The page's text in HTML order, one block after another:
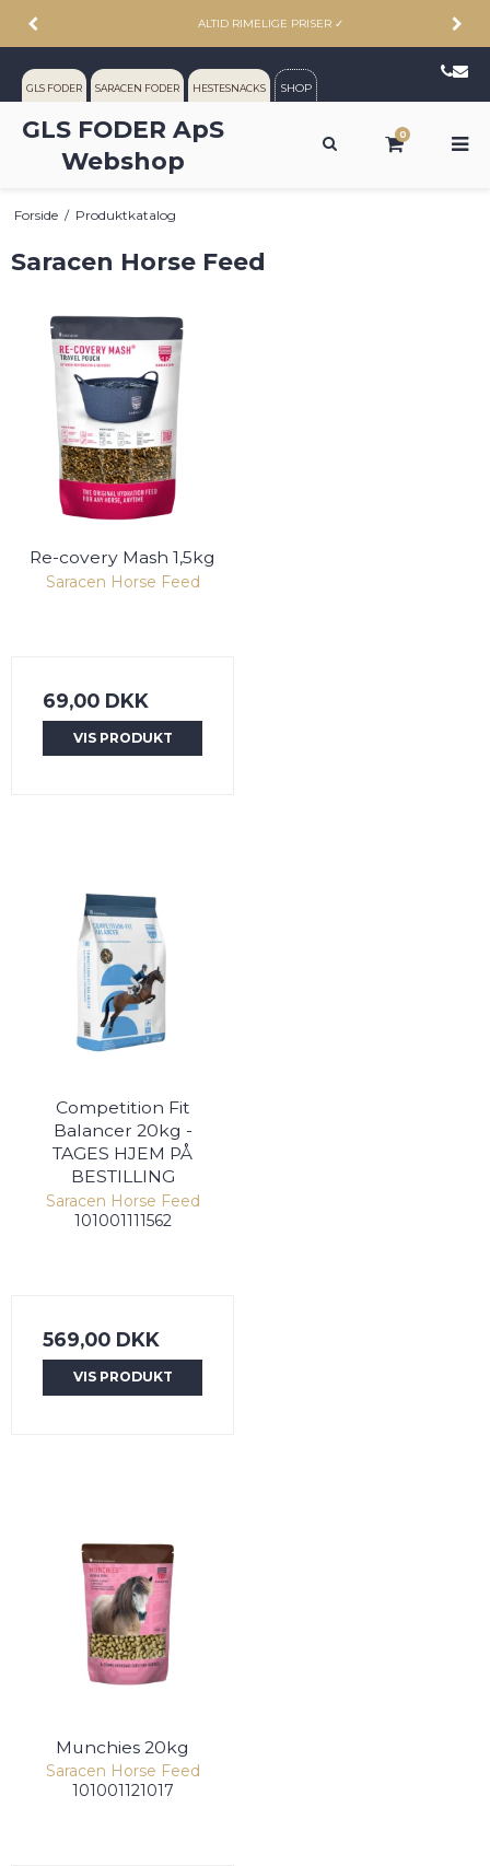
ALTID RIMELIGE PRISER✓
GLS FODER SARACEN FODER HESTESNACKS SHOP
GLS FODER ApS
Webshop
0
Forside / Produktkatalog
Saracen Horse Feed
Re-covery Mash 1,5kg
Saracen Horse Feed
69,00 DKK
VIS PRODUKT
Competition Fit
Balancer 20kg -
TAGES HJEM PÅ
BESTILLING
Saracen Horse Feed
101001111562
569,00 DKK
VIS PRODUKT
Munchies 20kg
Saracen Horse Feed
101001121017